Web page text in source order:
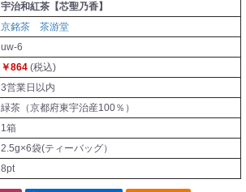
宇治和紅茶【芯聖乃香】
京銘茶 茶游堂
uw-6
￥864 (税込)
3営業日以内
緑茶（京都府東宇治産100％）
1箱
2.5g×6袋(ティーバッグ）
8pt